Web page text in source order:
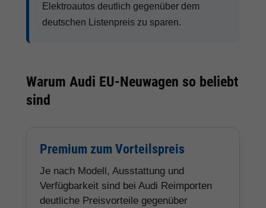
Elektroautos deutlich gegenüber dem
deutschen Listenpreis zu sparen.
Warum Audi EU-Neuwagen so beliebt
sind
Premium zum Vorteilspreis
Je nach Modell, Ausstattung und
Verfügbarkeit sind bei Audi Reimporten
deutliche Preisvorteile gegenüber